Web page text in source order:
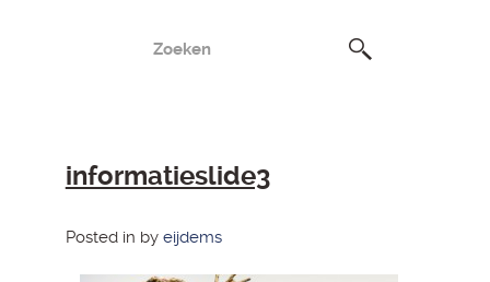
informatieslide3
Posted in by eijdems